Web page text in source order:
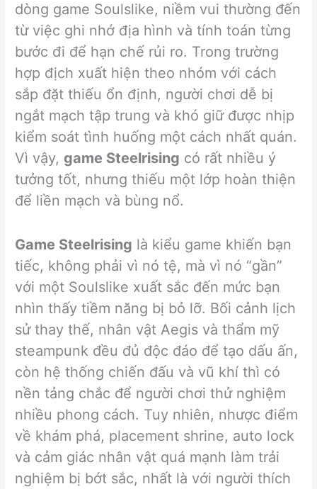
dòng game Soulslike, niềm vui thường đến
từ việc ghi nhớ địa hình và tính toán từng
bước đi để hạn chế rủi ro. Trong trường
hợp địch xuất hiện theo nhóm với cách
sắp đặt thiếu ổn định, người chơi dễ bị
ngắt mạch tập trung và khó giữ được nhịp
kiểm soát tình huống một cách nhất quán.
Vì vậy, game Steelrising có rất nhiều ý
tưởng tốt, nhưng thiếu một lớp hoàn thiện
để liền mạch và bùng nổ.
Game Steelrising là kiểu game khiến bạn
tiếc, không phải vì nó tệ, mà vì nó “gần”
với một Soulslike xuất sắc đến mức bạn
nhìn thấy tiềm năng bị bỏ lỡ. Bối cảnh lịch
sử thay thế, nhân vật Aegis và thẩm mỹ
steampunk đều đủ độc đáo để tạo dấu ấn,
còn hệ thống chiến đấu và vũ khí thì có
nền tảng chắc để người chơi thử nghiệm
nhiều phong cách. Tuy nhiên, nhược điểm
về khám phá, placement shrine, auto lock
và cảm giác nhân vật quá mạnh làm trải
nghiệm bị bớt sắc, nhất là với người thích